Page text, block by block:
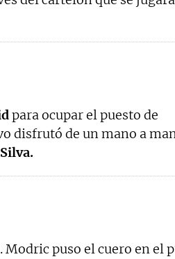
para ocupar el puesto de
disfrutó de un mano a
puso el cuero en el